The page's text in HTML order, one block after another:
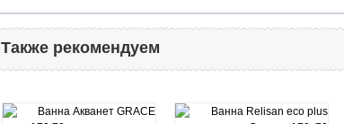
Также рекомендуем